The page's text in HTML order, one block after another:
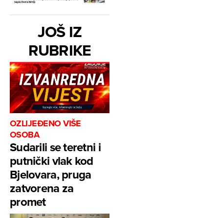
JOŠ IZ
RUBRIKE
OZLIJEĐENO VIŠE
OSOBA
Sudarili se teretni i
putnički vlak kod
Bjelovara, pruga
zatvorena za
promet